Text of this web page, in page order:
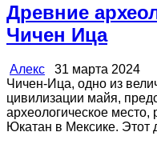
Древние
Чичен Ица
Алекс 31 марта 2024
Чичен-Ица, одно из
цивилизации майя,
археологическое
Юкатан в Мексике. Этот